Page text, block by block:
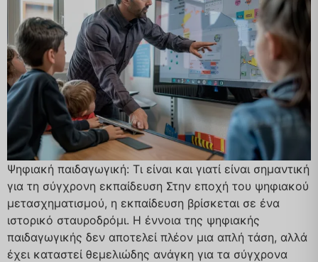
Ψηφιακή παιδαγωγική: Τι είναι και γιατί είναι σημαντική
για τη σύγχρονη εκπαίδευση Στην εποχή του ψηφιακού
μετασχηματισμού, η εκπαίδευση βρίσκεται σε ένα
ιστορικό σταυροδρόμι. Η έννοια της ψηφιακής
παιδαγωγικής δεν αποτελεί πλέον μια απλή τάση, αλλά
έχει καταστεί θεμελιώδης ανάγκη για τα σύγχρονα